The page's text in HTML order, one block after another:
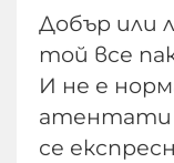
Добър или
той все
И не е
атентати
се